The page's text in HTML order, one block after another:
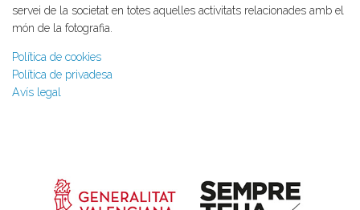
servei de la societat en totes aquelles activitats relacionades amb el
món de la fotografia.
Política de cookies
Política de privadesa
Avís legal